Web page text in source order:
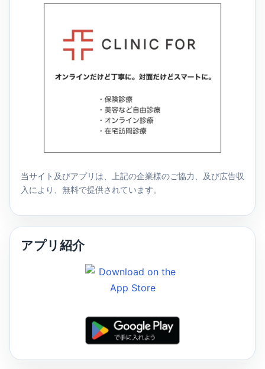
当サイト及びアプリは、上記の企業様のご協力、及び広告収
入により、無料で提供されています。
アプリ紹介